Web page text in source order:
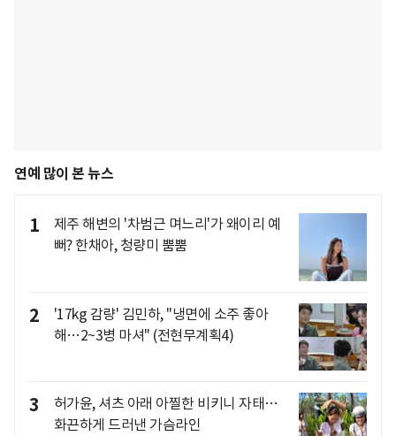
연예 많이 본 뉴스
1
제주 해변의 '차범근 며느리'가 왜이리 예
뻐? 한채아, 청량미 뿜뿜
2
'17kg 감량' 김민하, "냉면에 소주 좋아
해…2~3병 마셔" (전현무계획4)
3
허가윤, 셔츠 아래 아찔한 비키니 자태…
화끈하게 드러낸 가슴라인